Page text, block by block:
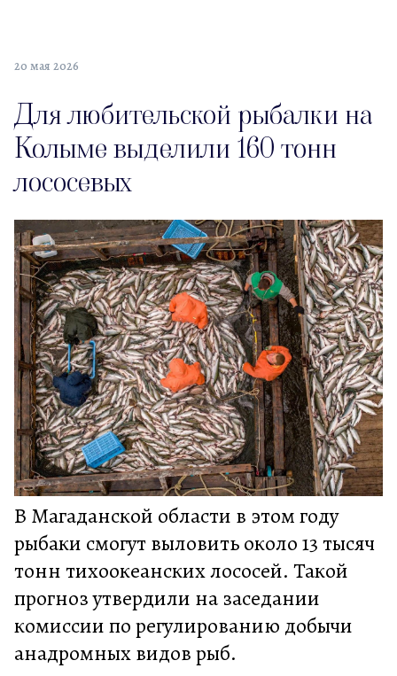
20 мая 2026
Для любительской рыбалки на
Колыме выделили 160 тонн
лососевых
В Магаданской области в этом году
рыбаки смогут выловить около 13 тысяч
тонн тихоокеанских лососей. Такой
прогноз утвердили на заседании
комиссии по регулированию добычи
анадромных видов рыб.